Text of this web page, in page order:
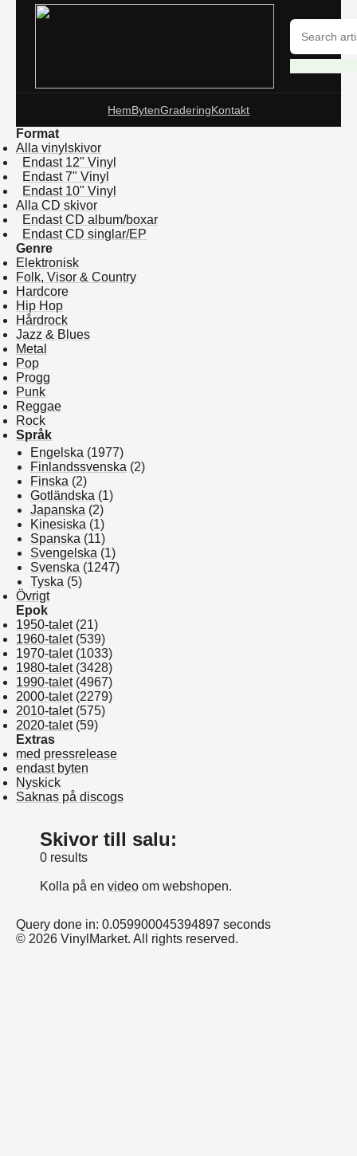
HemBytenGraderingKontakt
Format
Alla vinylskivor
Endast 12" Vinyl
Endast 7" Vinyl
Endast 10" Vinyl
Alla CD skivor
Endast CD album/boxar
Endast CD singlar/EP
Genre
Elektronisk
Folk, Visor & Country
Hardcore
Hip Hop
Hårdrock
Jazz & Blues
Metal
Pop
Progg
Punk
Reggae
Rock
Språk
Engelska (1977)
Finlandssvenska (2)
Finska (2)
Gotländska (1)
Japanska (2)
Kinesiska (1)
Spanska (11)
Svengelska (1)
Svenska (1247)
Tyska (5)
Övrigt
Epok
1950-talet(21)
1960-talet(539)
1970-talet(1033)
1980-talet(3428)
1990-talet(4967)
2000-talet(2279)
2010-talet(575)
2020-talet(59)
Extras
med pressrelease
endast byten
Nyskick
Saknas på discogs
Skivor till salu:
0 results
Kolla på en video om webshopen.
Query done in: 0.059900045394897 seconds
© 2026 VinylMarket. All rights reserved.